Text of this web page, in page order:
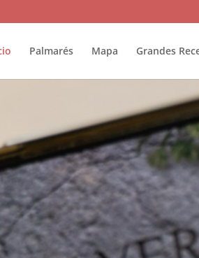
Palmarés Mapa Grandes